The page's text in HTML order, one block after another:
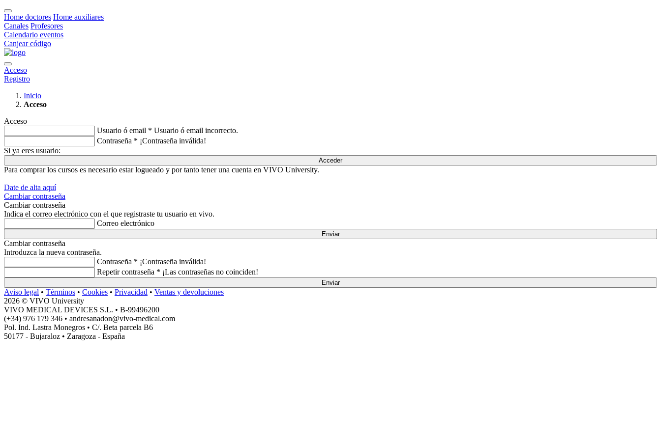
Home doctores Home auxiliares
Canales Profesores
Calendario eventos
Canjear código
Acceso
Registro
Inicio
Acceso
Acceso
Usuario ó email * Usuario ó email incorrecto.
Contraseña * ¡Contraseña inválida!
Si ya eres usuario:
Acceder
Para comprar los cursos es necesario estar logueado y por tanto tener una cuenta en VIVO University.
Date de alta aquí
Cambiar contraseña
Cambiar contraseña
Indica el correo electrónico con el que registraste tu usuario en vivo.
Correo electrónico
Enviar
Cambiar contraseña
Introduzca la nueva contraseña.
Contraseña * ¡Contraseña inválida!
Repetir contraseña * ¡Las contraseñas no coinciden!
Enviar
Aviso legal • Términos • Cookies • Privacidad • Ventas y devoluciones
2026 © VIVO University
VIVO MEDICAL DEVICES S.L. • B-99496200
(+34) 976 179 346 • andresanadon@vivo-medical.com
Pol. Ind. Lastra Monegros • C/. Beta parcela B6
50177 - Bujaraloz • Zaragoza - España